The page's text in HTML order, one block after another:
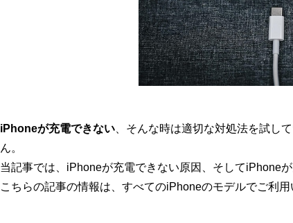
iPhoneが充電できない 、そんな時は適切な対処法を試し
ん。
当記事では、iPhoneが充電できない原因、そしてiPhone
こちらの記事の情報は、すべてのiPhoneのモデルでご利用